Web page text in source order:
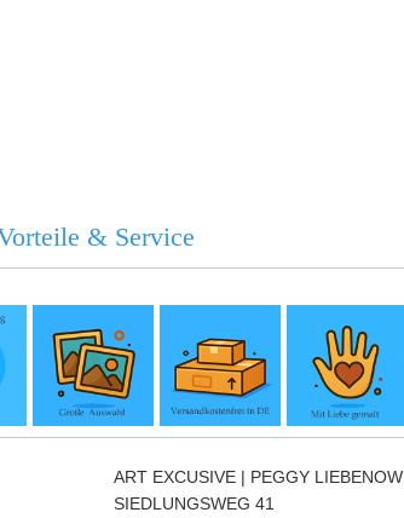
& Service
ART EXCUSIVE | PEGGY LIEBENOW
SIEDLUNGSWEG 41